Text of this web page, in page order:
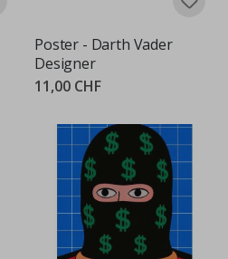
Poster - Darth Vader
Designer
11,00 CHF